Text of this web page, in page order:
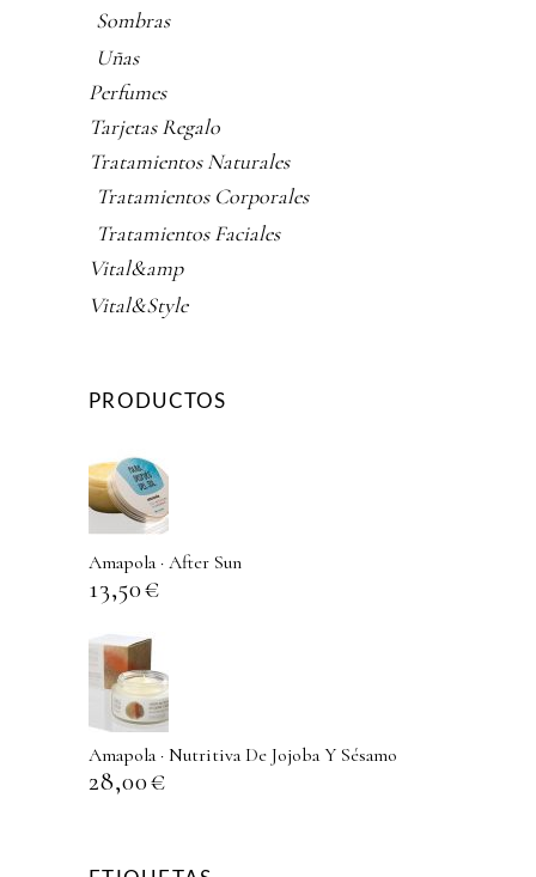
Sombras
Uñas
Perfumes
Tarjetas Regalo
Tratamientos Naturales
Tratamientos Corporales
Tratamientos Faciales
Vital&amp
Vital&Style
PRODUCTOS
Amapola · After Sun
13,50€
Amapola · Nutritiva De Jojoba Y Sésamo
28,00€